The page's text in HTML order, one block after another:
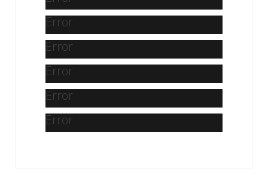
Error
Error
Error
Error
Error